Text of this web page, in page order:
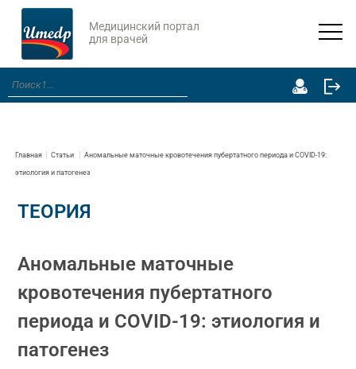
Медицинский портал
для врачей
Главная Статьи Аномальные маточные кровотечения пубертатного периода и COVID-19:
этиология и патогенез
ТЕОРИЯ
Аномальные маточные
кровотечения пубертатного
периода и COVID-19: этиология и
патогенез